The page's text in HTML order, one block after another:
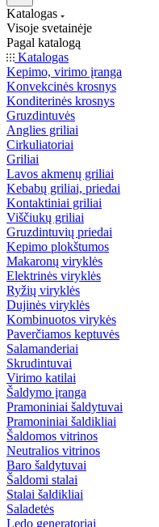
Katalogas
Visoje svetainėje
Pagal katalogą
Katalogas
Kepimo, virimo įranga
Konvekcinės krosnys
Konditerinės krosnys
Gruzdintuvės
Anglies griliai
Cirkuliatoriai
Griliai
Lavos akmenų griliai
Kebabų griliai, priedai
Kontaktiniai griliai
Viščiukų griliai
Gruzdintuvių priedai
Kepimo plokštumos
Makaronų viryklės
Elektrinės viryklės
Ryžių viryklės
Dujinės viryklės
Kombinuotos virykės
Paverčiamos keptuvės
Salamanderiai
Skrudintuvai
Virimo katilai
Šaldymo įranga
Pramoniniai šaldytuvai
Pramoniniai šaldikliai
Šaldomos vitrinos
Neutralios vitrinos
Baro šaldytuvai
Šaldomi stalai
Stalai šaldikliai
Saladetės
Ledo generatoriai